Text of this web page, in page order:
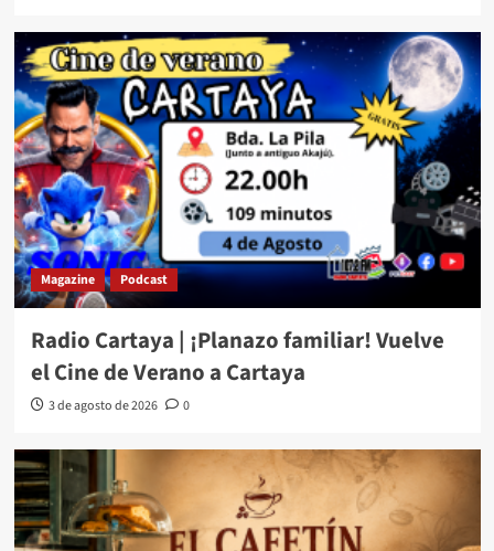
Magazine Podcast
Radio Cartaya | ¡Planazo familiar! Vuelve
el Cine de Verano a Cartaya
3 de agosto de 2026 0